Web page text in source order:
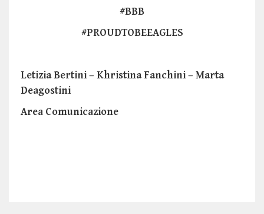
#BBB
#PROUDTOBEEAGLES
Letizia Bertini – Khristina Fanchini – Marta
Deagostini
Area Comunicazione